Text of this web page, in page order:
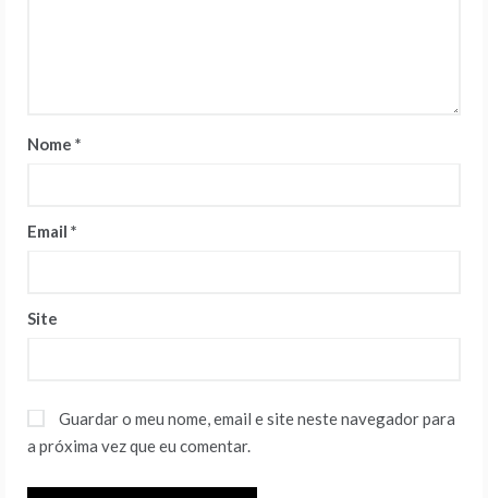
Nome *
Email *
Site
Guardar o meu nome, email e site neste navegador para
a próxima vez que eu comentar.